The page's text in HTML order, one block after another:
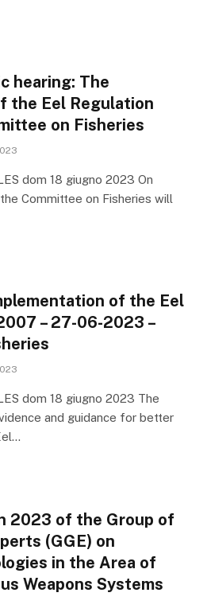
hearing: The
the Eel Regulation
on Fisheries
dom 18 giugno 2023 On
Committee on Fisheries will
of the Eel
– 27-06-2023 –
dom 18 giugno 2023 The
and guidance for better
2023 of the Group of
(GGE) on
in the Area of
Weapons Systems